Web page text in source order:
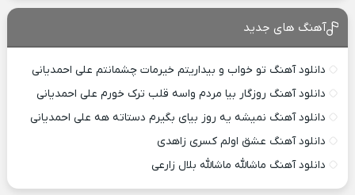
آهنگ های جدید
دانلود آهنگ تو خواب و بیداریتم خیرمات چشمانتم علی احمدیانی
دانلود آهنگ روزگار بیا مردم واسه قلب ترک خورم علی احمدیانی
دانلود آهنگ نمیشه یه روز بیای بگیرم دستاته هه علی احمدیانی
دانلود آهنگ عشق اولم کسری زاهدی
دانلود آهنگ ماشالله ماشالله بلال زارعی